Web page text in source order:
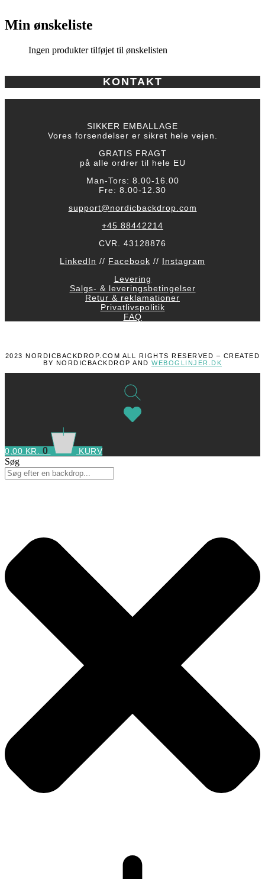
Min ønskeliste
Ingen produkter tilføjet til ønskelisten
KONTAKT
SIKKER EMBALLAGE
Vores forsendelser er sikret hele vejen.
GRATIS FRAGT
på alle ordrer til hele EU
Man-Tors: 8.00-16.00
Fre: 8.00-12.30
support@nordicbackdrop.com
+45 88442214
CVR. 43128876
LinkedIn // Facebook // Instagram
Levering
Salgs- & leveringsbetingelser
Retur & reklamationer
Privatlivspolitik
FAQ
2023 NORDICBACKDROP.COM ALL RIGHTS RESERVED – CREATED
BY NORDICBACKDROP AND WEBOGLINJER.DK
0,00 KR. 0 KURV
Søg